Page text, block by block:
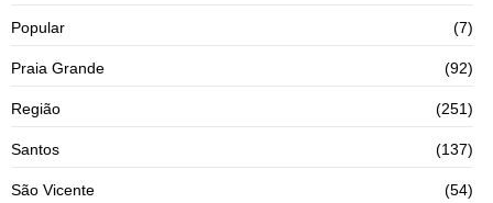
Popular (7)
Praia Grande (92)
Região (251)
Santos (137)
São Vicente (54)